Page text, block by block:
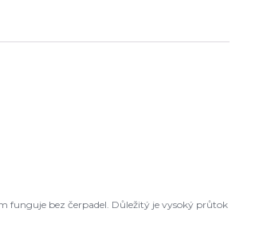
funguje bez čerpadel. Důležitý je vysoký průtok